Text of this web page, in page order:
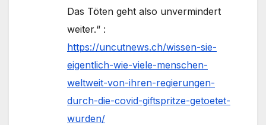
Das Töten geht also unvermindert
weiter.“ :
https://uncutnews.ch/wissen-sie-
eigentlich-wie-viele-menschen-
weltweit-von-ihren-regierungen-
durch-die-covid-giftspritze-getoetet-
wurden/